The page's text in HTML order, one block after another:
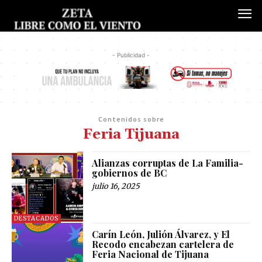
- Publicidad -
Contenidos sobre
Feria Tijuana
DESTACADOS
Alianzas corruptas de La Familia-
gobiernos de BC
julio 16, 2025
Carín León, Julión Álvarez, y El
Recodo encabezan cartelera de
Feria Nacional de Tijuana